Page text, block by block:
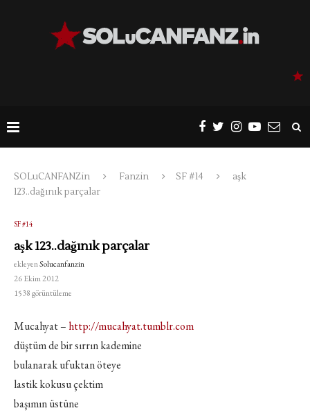
SOLuCANFANZin Fanzin SF #14
aşk
123..dağınık parçalar
SF #14
aşk 123..dağınık parçalar
ekleyenSolucanfanzin
26 Ekim 2012
1538görüntüleme
Mucahyat – http://mucahyat.tumblr.com
düştüm de bir sırrın kademine
bulanarak ufuktan öteye
lastik kokusu çektim
başımın üstüne